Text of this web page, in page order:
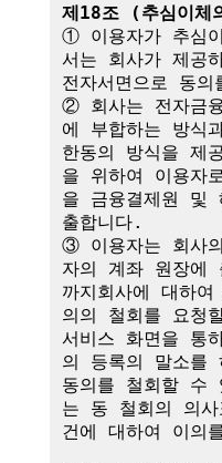
제18조 (추심이
① 이용자가 추심
서는 회사가 제공
전자서면으로 동
② 회사는 전자금
에 부합하는 방식
한동의 방식을 제
을 위하여 이용자
을 금융결제원 및
출합니다.
③ 이용자는 회사
자의 계좌 원장에
까지회사에 대하
의의 철회를 요청
서비스 화면을 통
의 등록의 말소를
동의를 철회할 수
는 동 철회의 의
건에 대하여 이의